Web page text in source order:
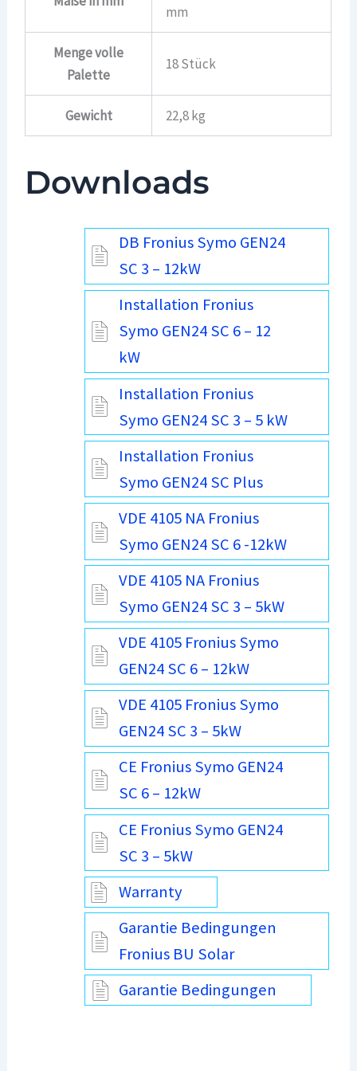
mm
Menge volle
Palette
18 Stück
Gewicht 22,8 kg
Downloads
DB Fronius Symo GEN24
SC 3 – 12kW
Installation Fronius
Symo GEN24 SC 6 – 12
kW
Installation Fronius
Symo GEN24 SC 3 – 5 kW
Installation Fronius
Symo GEN24 SC Plus
VDE 4105 NA Fronius
Symo GEN24 SC 6 -12kW
VDE 4105 NA Fronius
Symo GEN24 SC 3 – 5kW
VDE 4105 Fronius Symo
GEN24 SC 6 – 12kW
VDE 4105 Fronius Symo
GEN24 SC 3 – 5kW
CE Fronius Symo GEN24
SC 6 – 12kW
CE Fronius Symo GEN24
SC 3 – 5kW
Warranty
Garantie Bedingungen
Fronius BU Solar
Garantie Bedingungen